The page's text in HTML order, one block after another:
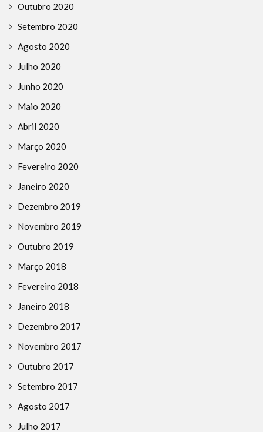
Outubro 2020
Setembro 2020
Agosto 2020
Julho 2020
Junho 2020
Maio 2020
Abril 2020
Março 2020
Fevereiro 2020
Janeiro 2020
Dezembro 2019
Novembro 2019
Outubro 2019
Março 2018
Fevereiro 2018
Janeiro 2018
Dezembro 2017
Novembro 2017
Outubro 2017
Setembro 2017
Agosto 2017
Julho 2017